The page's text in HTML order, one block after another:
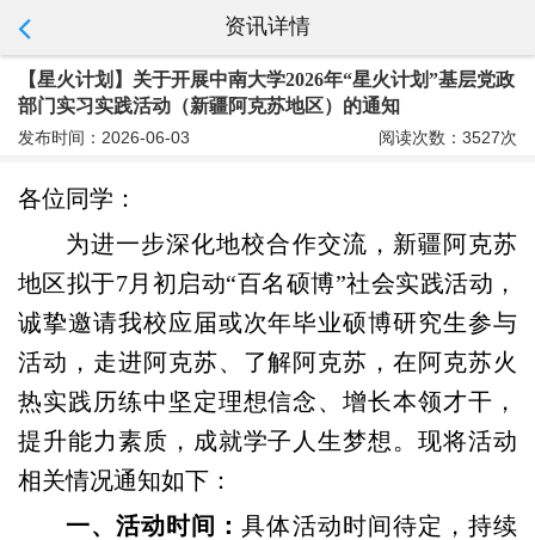
资讯详情
【星火计划】关于开展中南大学2026年“星火计划”基层党政
部门实习实践活动（新疆阿克苏地区）的通知
发布时间：2026-06-03 阅读次数：3527次
各位同学：
为进一步深化地校合作交流，新疆阿克苏
地区拟于7月初启动“百名硕博”社会实践活动 ，
诚挚邀请我校应届或次年毕业硕博研究生参与
活动， 走进阿克苏、了解阿克苏，在阿克苏火
热实践历练中坚定理想信念、增长本领才干，
提升能力素质，成就学子人生梦想。现将活动
相关情况通知如下：
一、活动时间：具体活动时间待定，持续